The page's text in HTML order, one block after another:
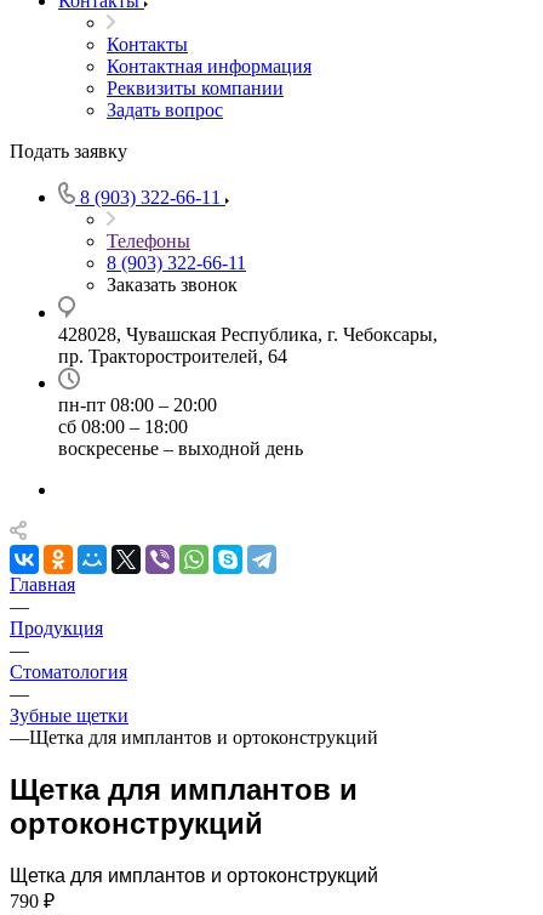
Контакты
Контактная информация
Реквизиты компании
Задать вопрос
Подать заявку
8 (903) 322-66-11
Телефоны
8 (903) 322-66-11
Заказать звонок
428028, Чувашская Республика, г. Чебоксары,
пр. Тракторостроителей, 64
пн-пт 08:00 – 20:00
сб 08:00 – 18:00
воскресенье – выходной день
Главная
—
Продукция
—
Стоматология
—
Зубные щетки
—Щетка для имплантов и ортоконструкций
Щетка для имплантов и
ортоконструкций
Щетка для имплантов и ортоконструкций
790 ₽